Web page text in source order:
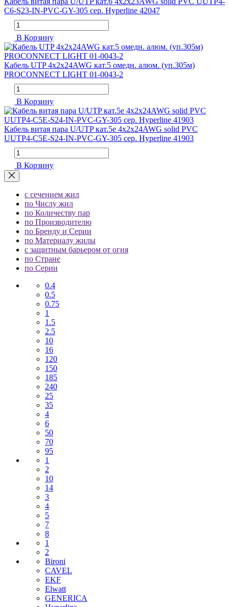
C6-S23-IN-PVC-GY-305 сер. Hyperline 42047
В Корзину
Кабель UTP 4х2х24AWG кат.5 омедн. алюм. (уп.305м)
PROCONNECT LIGHT 01-0043-2
В Корзину
Кабель витая пара U/UTP кат.5e 4х2х24AWG solid PVC
UUTP4-C5E-S24-IN-PVC-GY-305 сер. Hyperline 41903
В Корзину
с сечением жил
по Числу жил
по Количеству пар
по Производителю
по Бренду и Серии
по Материалу жилы
с защитным барьером от огня
по Стране
по Серии
0.4
0.5
0.75
1
1.5
2.5
10
16
120
150
185
240
25
35
4
6
50
70
95
1
2
10
14
3
4
5
7
8
1
2
Bironi
CAVEL
EKF
Elwatt
GENERICA